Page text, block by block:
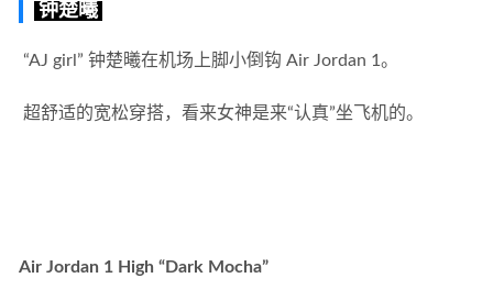
钟楚曦
“AJ girl” 钟楚曦在机场上脚小倒钩 Air Jordan 1。
超舒适的宽松穿搭，看来女神是来“认真”坐飞机的。
Air Jordan 1 High “Dark Mocha”